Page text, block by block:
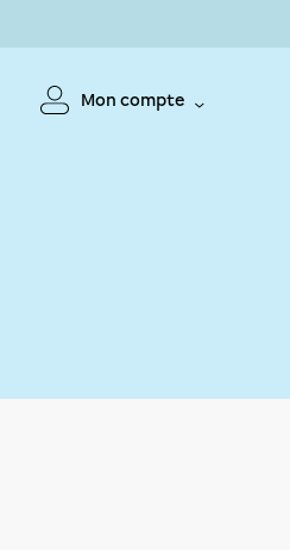
Mon compte